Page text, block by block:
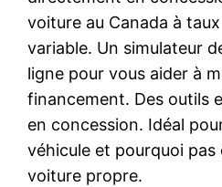
voiture au Canada à
variable. Un simulateur
ligne pour vous aider à
financement. Des outils
en concession. Idéal
véhicule et pourquoi
voiture propre.